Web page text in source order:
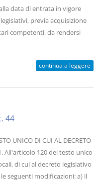
data di entrata in vigore
previa acquisizione
competenti, da rendersi
continua a leggere
44
UNICO DI CUI AL DECRETO
All'articolo 120 del testo unico
di cui al decreto legislativo
seguenti modificazioni: a) il